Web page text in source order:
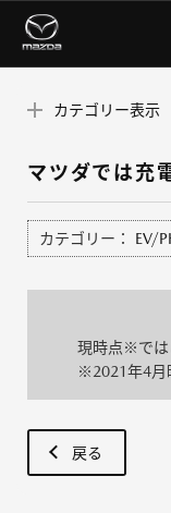
カテゴリー表示
マツダでは充
カテゴリー： EV/
現時点※では
※2021年4月
戻る